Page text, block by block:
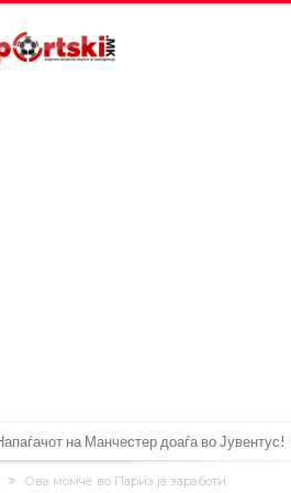
на Манчестер доаѓа во Јувентус!
со бојкот на турнирите на ФИФА
Ова момче во Париз ја заработи